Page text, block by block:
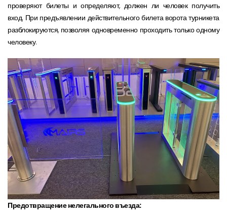
проверяют билеты и определяют, должен ли человек получить
вход. При предъявлении действительного билета ворота турникета
разблокируются, позволяя одновременно проходить только одному
человеку.
Предотвращение нелегального въезда: